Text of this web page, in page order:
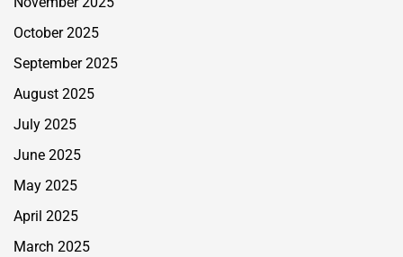
October 2025
September 2025
August 2025
July 2025
June 2025
May 2025
April 2025
March 2025